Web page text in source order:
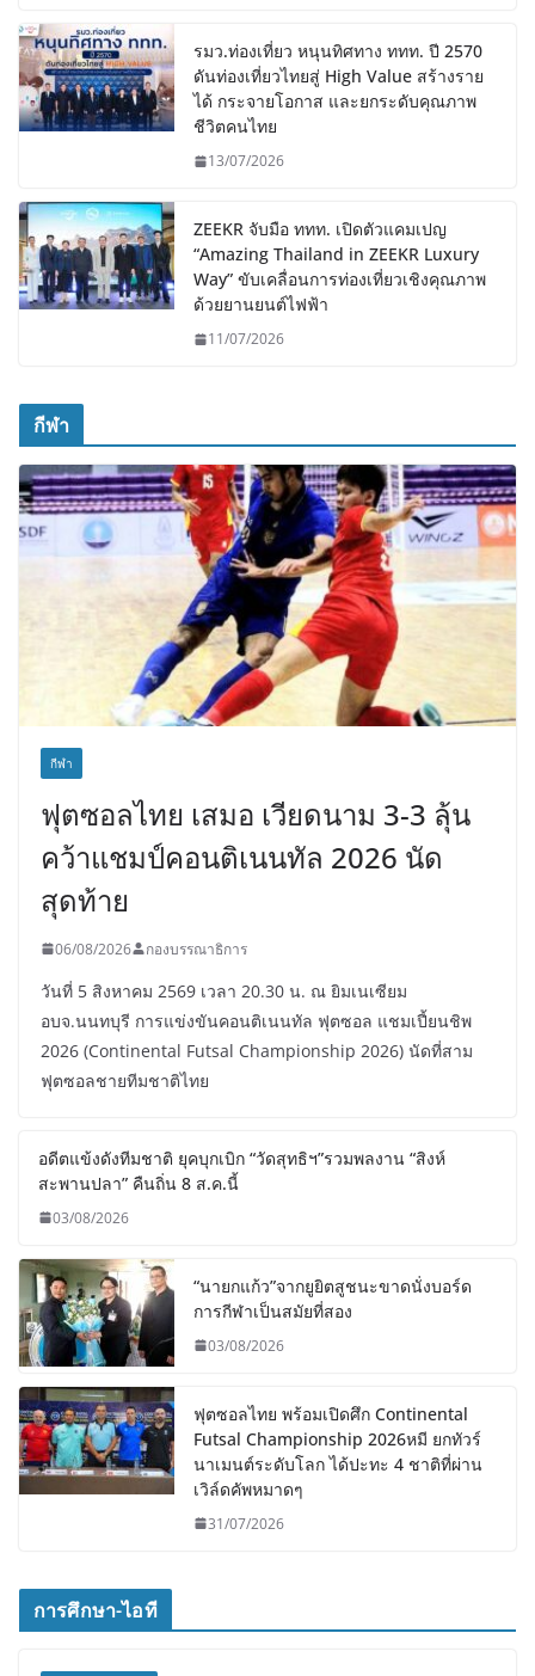
รมว.ท่องเที่ยว หนุนทิศทาง ททท. ปี 2570
ดันท่องเที่ยวไทยสู่ High Value สร้างราย
ได้ กระจายโอกาส และยกระดับคุณภาพ
ชีวิตคนไทย
13/07/2026
ZEEKR จับมือ ททท. เปิดตัวแคมเปญ
“Amazing Thailand in ZEEKR Luxury
Way” ขับเคลื่อนการท่องเที่ยวเชิงคุณภาพ
ด้วยยานยนต์ไฟฟ้า
11/07/2026
กีฬา
กีฬา
ฟุตซอลไทย เสมอ เวียดนาม 3-3 ลุ้น
คว้าแชมป์คอนติเนนทัล 2026 นัด
สุดท้าย
06/08/2026 กองบรรณาธิการ
วันที่ 5 สิงหาคม 2569 เวลา 20.30 น. ณ ยิมเนเซียม
อบจ.นนทบุรี การแข่งขันคอนติเนนทัล ฟุตซอล แชมเปี้ยนชิพ
2026 (Continental Futsal Championship 2026) นัดที่สาม
ฟุตซอลชายทีมชาติไทย
อดีตแข้งดังทีมชาติ ยุคบุกเบิก “วัดสุทธิฯ”รวมพลงาน “สิงห์
สะพานปลา” คืนถิ่น 8 ส.ค.นี้
03/08/2026
“นายกแก้ว”จากยูยิตสูชนะขาดนั่งบอร์ด
การกีฬาเป็นสมัยที่สอง
03/08/2026
ฟุตซอลไทย พร้อมเปิดศึก Continental
Futsal Championship 2026หมี ยกทัวร์
นาเมนต์ระดับโลก ได้ปะทะ 4 ชาติที่ผ่าน
เวิล์ดคัพหมาดๆ
31/07/2026
การศึกษา-ไอที